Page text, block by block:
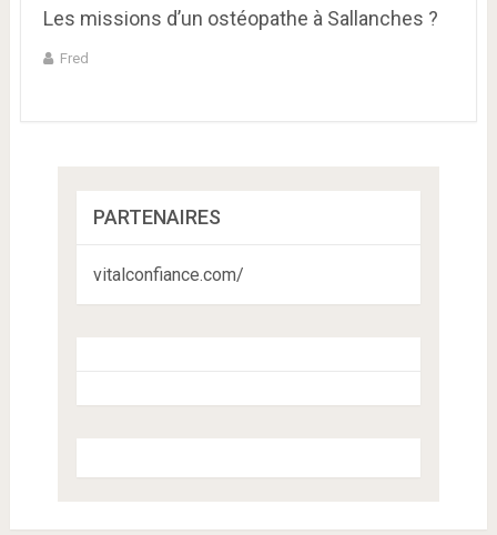
Les missions d’un ostéopathe à Sallanches ?
Fred
PARTENAIRES
vitalconfiance.com/